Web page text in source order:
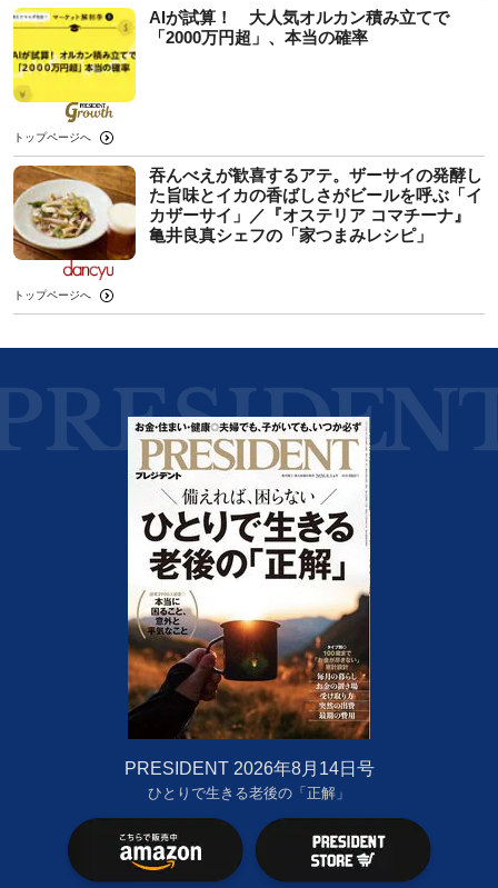
AIが試算！ 大人気オルカン積み立てで
「2000万円超」、本当の確率
トップページへ
吞んべえが歓喜するアテ。ザーサイの発酵し
た旨味とイカの香ばしさがビールを呼ぶ「イ
カザーサイ」／『オステリア コマチーナ』
⻲井良真シェフの「家つまみレシピ」
トップページへ
PRESIDENT 2026年8月14日号
ひとりで生きる老後の「正解」